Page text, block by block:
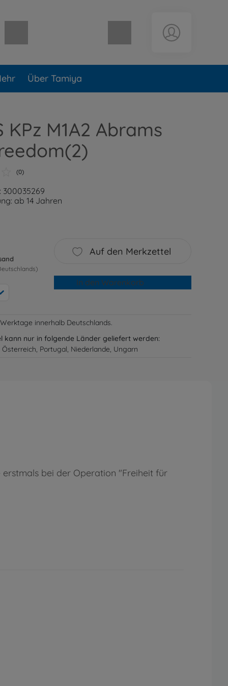
Warenkorb leer
Über Tamiya
KPz M1A2 Abrams
(0)
ab 14 Jahren
Auf den Merkzettel
In den Warenkorb
innerhalb Deutschlands.
kann nur in folgende Länder geliefert werden:
Portugal, Niederlande, Ungarn
erstmals bei der Operation "Freiheit für